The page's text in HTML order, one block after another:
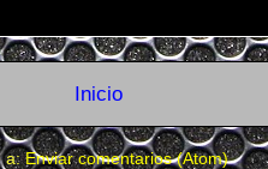
Inicio
a:Enviar comentarios (Atom)